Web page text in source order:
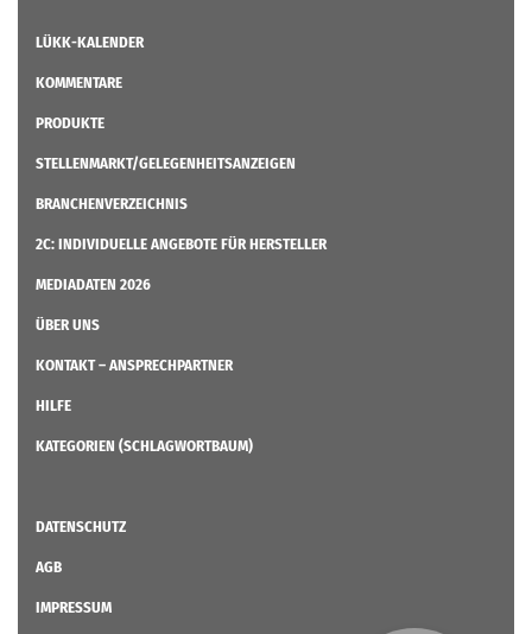
LÜKK-KALENDER
KOMMENTARE
PRODUKTE
STELLENMARKT/GELEGENHEITSANZEIGEN
BRANCHENVERZEICHNIS
2C: INDIVIDUELLE ANGEBOTE FÜR HERSTELLER
MEDIADATEN 2026
ÜBER UNS
KONTAKT – ANSPRECHPARTNER
HILFE
KATEGORIEN (SCHLAGWORTBAUM)
DATENSCHUTZ
AGB
IMPRESSUM